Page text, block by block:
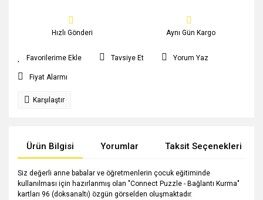
Hızlı Gönderi Aynı Gün Kargo
Tavsiye Et Yorum Yaz
Fiyat Alarmı
Karşılaştır
Ürün Bilgisi Yorumlar Taksit Seçenekleri
Siz değerli anne babalar ve öğretmenlerin çocuk eğitiminde
kullanılması için hazırlanmış olan "Connect Puzzle - Bağlantı Kurma"
kartları 96 (doksanaltı) özgün görselden oluşmaktadır.